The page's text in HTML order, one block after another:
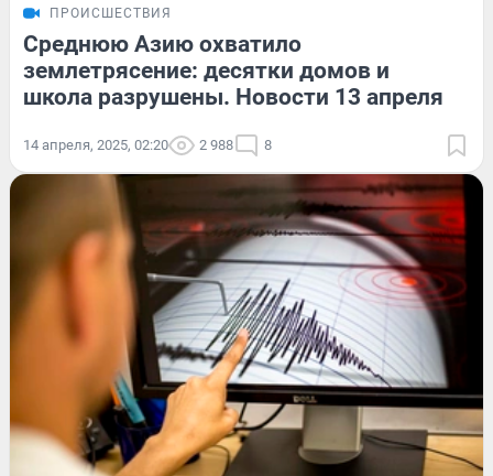
ПРОИСШЕСТВИЯ
Среднюю Азию охватило
землетрясение: десятки домов и
школа разрушены. Новости 13 апреля
14 апреля, 2025, 02:20 2 988 8